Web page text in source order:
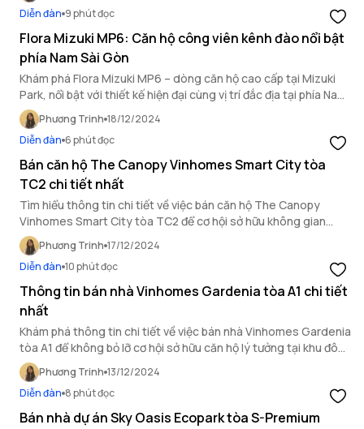
Diễn đàn 9 phút đọc
Flora Mizuki MP6: Căn hộ công viên kênh đào nổi bật
phía Nam Sài Gòn
Khám phá Flora Mizuki MP6 – dòng căn hộ cao cấp tại Mizuki
Park, nổi bật với thiết kế hiện đại cùng vị trí đắc địa tại phía Nam
Sài Gòn để sở hữu ngay cho mình một tổ ấm lý tưởng.
Phương Trinh 18/12/2024
Diễn đàn 6 phút đọc
Bán căn hộ The Canopy Vinhomes Smart City tòa
TC2 chi tiết nhất
Tìm hiểu thông tin chi tiết về việc bán căn hộ The Canopy
Vinhomes Smart City tòa TC2 để cơ hội sở hữu không gian
sống lý tưởng tại khu đô thị thông minh bậc nhất.
Phương Trinh 17/12/2024
Diễn đàn 10 phút đọc
Thông tin bán nhà Vinhomes Gardenia tòa A1 chi tiết
nhất
Khám phá thông tin chi tiết về việc bán nhà Vinhomes Gardenia
tòa A1 để không bỏ lỡ cơ hội sở hữu căn hộ lý tưởng tại khu đô
thị xanh hiện đại bậc nhất này.
Phương Trinh 13/12/2024
Diễn đàn 8 phút đọc
Bán nhà dự án Sky Oasis Ecopark tòa S-Premium